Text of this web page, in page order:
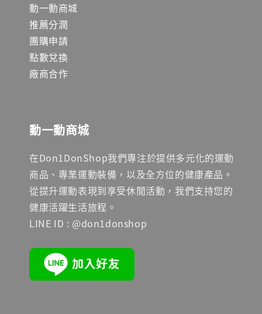
動一動商城
推薦分潤
團購申請
點數兌換
廠商合作
動一動商城
在Don1DonShop我們專注於提供多元化的運動
商品、專業運動裝備，以及全方位的健康產品。
從提升運動表現到享受休閒活動，我們支持您的
健康活躍生活旅程。
LINE ID : @don1donshop